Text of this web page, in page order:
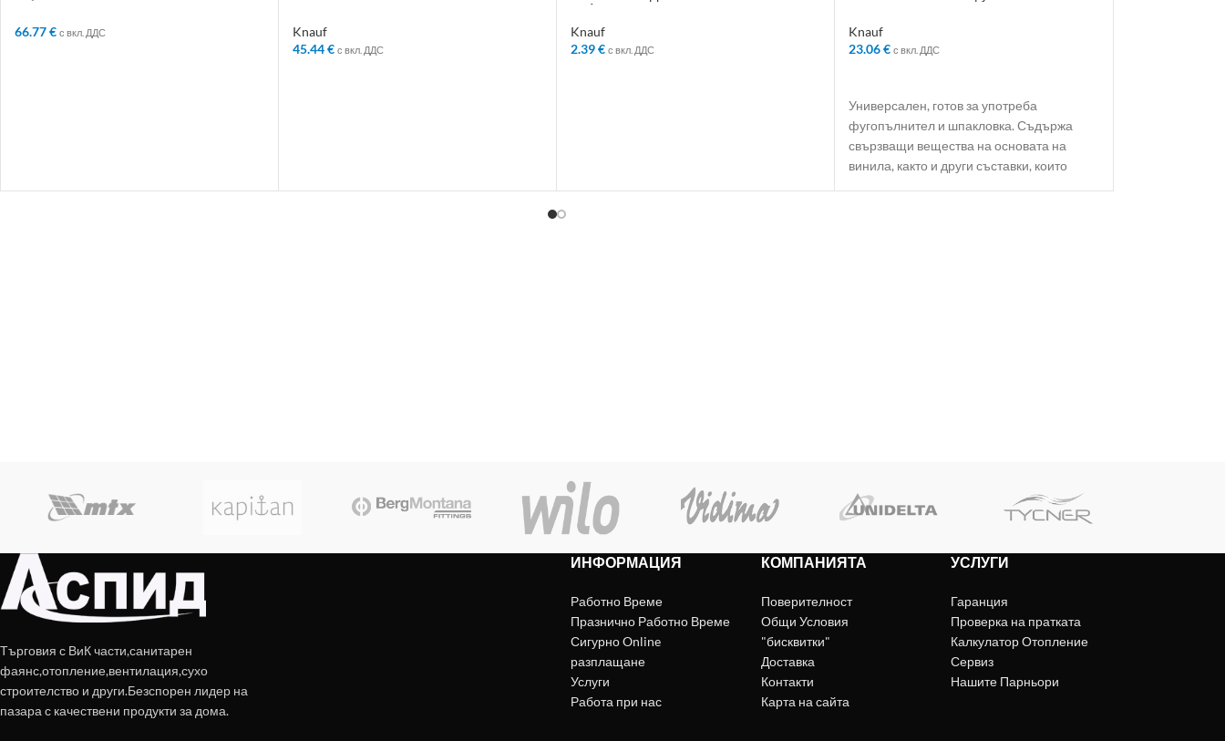
66.77€ с вкл. ДДС
Knauf
45.44€ с вкл. ДДС
Knauf
2.39€ с вкл. ДДС
Knauf
23.06€ с вкл. ДДС
Универсален, готов за употреба
фугопълнител и шпакловка. Съдържа
свързващи вещества на основата на
винила, както и други съставки, които
Търговия с ВиК части,санитарен
фаянс,отопление,вентилация,сухо
строителство и други.Безспорен лидер на
пазара с качествени продукти за дома.
ИНФОРМАЦИЯ
Работно Време
Празнично Работно Време
Сигурно Online
разплащане
Услуги
Работа при нас
КОМПАНИЯТА
Поверителност
Общи Условия
"бисквитки"
Доставка
Контакти
Карта на сайта
УСЛУГИ
Гаранция
Проверка на пратката
Калкулатор Отопление
Сервиз
Нашите Парньори